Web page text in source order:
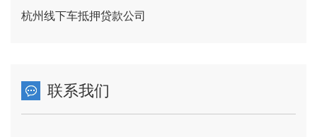
杭州线下车抵押贷款公司
联系我们